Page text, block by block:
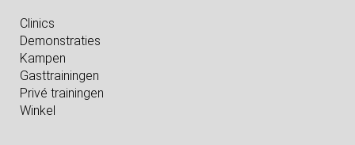
Clinics
Demonstraties
Kampen
Gasttrainingen
Privé trainingen
Winkel